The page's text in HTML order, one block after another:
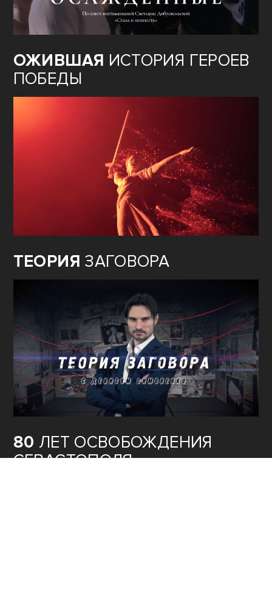
ОЖИВШАЯ ИСТОРИЯ ГЕРОЕВ
ПОБЕДЫ
ТЕОРИЯ ЗАГОВОРА
80 ЛЕТ ОСВОБОЖДЕНИЯ
СЕВАСТОПОЛЯ